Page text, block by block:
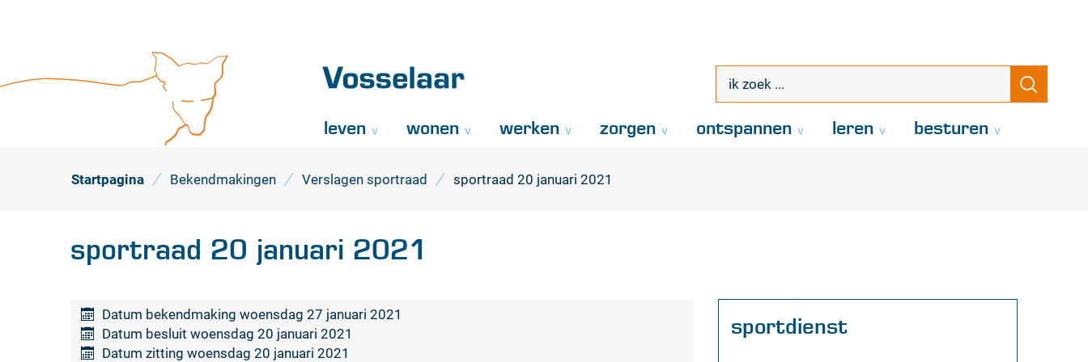
Vosselaar
zoek
leven wonen werken zorgen ontspannen leren besturen
Startpagina Bekendmakingen Verslagen sportraad sportraad 20 januari 2021
sportraad 20 januari 2021
Datum bekendmaking woensdag 27 januari 2021
Datum besluit woensdag 20 januari 2021
Datum zitting woensdag 20 januari 2021
Contact
sportdienst